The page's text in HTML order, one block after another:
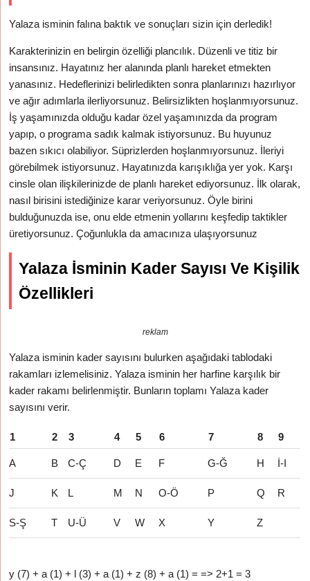
Yalaza isminin falına baktık ve sonuçları sizin için derledik!
Karakterinizin en belirgin özelliği plancılık. Düzenli ve titiz bir
insansınız. Hayatınız her alanında planlı hareket etmekten
yanasınız. Hedeflerinizi belirledikten sonra planlarınızı hazırlıyor
ve ağır adımlarla ilerliyorsunuz. Belirsizlikten hoşlanmıyorsunuz.
İş yaşamınızda olduğu kadar özel yaşamınızda da program
yapıp, o programa sadık kalmak istiyorsunuz. Bu huyunuz
bazen sıkıcı olabiliyor. Süprizlerden hoşlanmıyorsunuz. İleriyi
görebilmek istiyorsunuz. Hayatınızda karışıklığa yer yok. Karşı
cinsle olan ilişkilerinizde de planlı hareket ediyorsunuz. İlk olarak,
nasıl birisini istediğinize karar veriyorsunuz. Öyle birini
bulduğunuzda ise, onu elde etmenin yollarını keşfedip taktikler
üretiyorsunuz. Çoğunlukla da amacınıza ulaşıyorsunuz
Yalaza İsminin Kader Sayısı Ve Kişilik
Özellikleri
reklam
Yalaza isminin kader sayısını bulurken aşağıdaki tablodaki
rakamları izlemelisiniz. Yalaza isminin her harfine karşılık bir
kader rakamı belirlenmiştir. Bunların toplamı Yalaza kader
sayısını verir.
1 2 3 4 5 6 7 8 9
A B C-Ç D E F G-Ğ H İ-I
J K L M N O-Ö P Q R
S-Ş T U-Ü V W X Y Z
y (7) + a (1) + l (3) + a (1) + z (8) + a (1) = => 2+1 = 3